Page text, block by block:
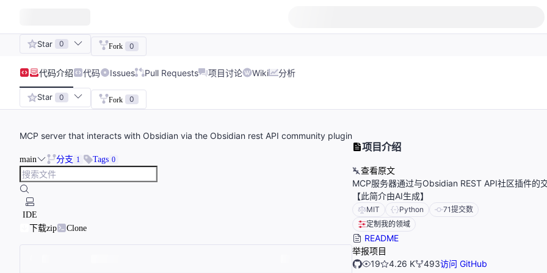
Star 0 Fork 0
代码介绍 代码 Issues Pull Requests 项目讨论 Wiki 分析
Star 0 Fork 0
MCP server that interacts with Obsidian via the Obsidian rest API community plugin
main 分支 1 Tags 0
IDE
下载zip
Clone
项目介绍
查看原文
MCP服务器通过与Obsidian REST API社区插件的
【此简介由AI生成】
MIT Python 71提交数
定制我的领域
README
举报项目
19
4.26 K 493访问 GitHub